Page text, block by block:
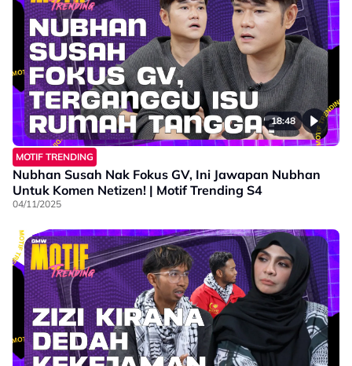
18:48
MOTIF TRENDING
Nubhan Susah Nak Fokus GV, Ini Jawapan Nubhan
Untuk Komen Netizen! | Motif Trending S4
04/11/2025